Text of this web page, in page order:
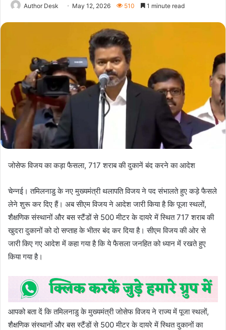
Author Desk May 12, 2026 510 1 minute read
जोसेफ विजय का कड़ा फैसला, 717 शराब की दुकानें बंद करने का आदेश
चेन्नई। तमिलनाडु के नए मुख्यमंत्री थलापति विजय ने पद संभालते हुए कड़े फैसले
लेने शुरू कर दिए हैं। अब सीएम विजय ने आदेश जारी किया है कि पूजा स्थलों,
शैक्षणिक संस्थानों और बस स्टैंडों से 500 मीटर के दायरे में स्थित 717 शराब की
खुदरा दुकानों को दो सप्ताह के भीतर बंद कर दिया है। सीएम विजय की ओर से
जारी किए गए आदेश में कहा गया है कि ये फैसला जनहित को ध्यान में रखते हुए
किया गया है।
आपको बता दें कि तमिलनाडु के मुख्यमंत्री जोसेफ विजय ने राज्य में पूजा स्थलों,
शैक्षणिक संस्थानों और बस स्टैंडों से 500 मीटर के दायरे में स्थित दुकानों का